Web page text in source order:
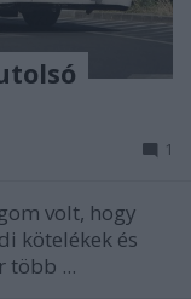
1
volt, hogy
kötelékek és
több ...